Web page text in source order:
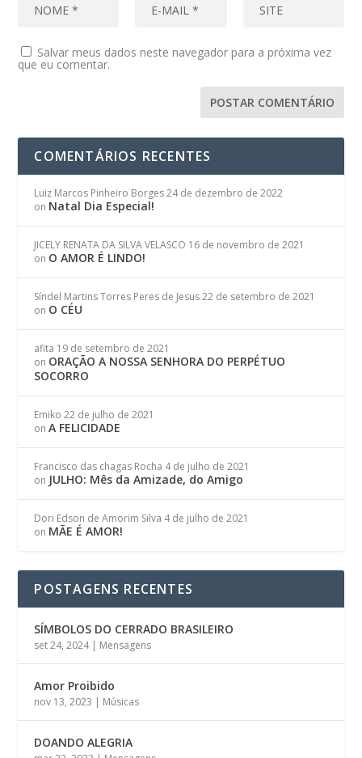
Salvar meus dados neste navegador para a próxima vez
que eu comentar.
COMENTÁRIOS RECENTES
Luiz Marcos Pinheiro Borges 24 de dezembro de 2022
on Natal Dia Especial!
JICELY RENATA DA SILVA VELASCO 16 de novembro de 2021
on O AMOR É LINDO!
Síndel Martins Torres Peres de Jesus 22 de setembro de 2021
on O CÉU
afita 19 de setembro de 2021
on ORAÇÃO A NOSSA SENHORA DO PERPÉTUO
SOCORRO
Emiko 22 de julho de 2021
onA FELICIDADE
Francisco das chagas Rocha 4 de julho de 2021
on JULHO: Mês da Amizade, do Amigo
Dori Edson de Amorim Silva 4 de julho de 2021
on MÃE É AMOR!
POSTAGENS RECENTES
SÍMBOLOS DO CERRADO BRASILEIRO
set 24, 2024| Mensagens
Amor Proibido
nov 13, 2023 Músicas
DOANDO ALEGRIA